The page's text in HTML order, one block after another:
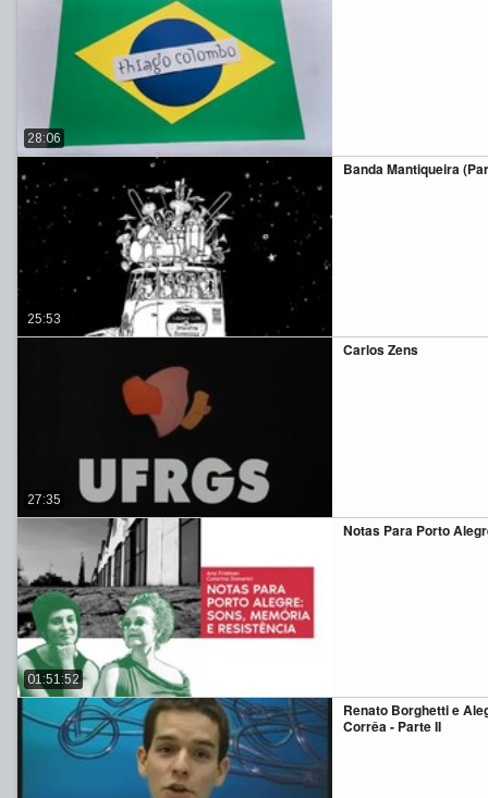
28:06
Banda Mantiqueira
25:53
Carlos Zens
27:35
Notas Para Porto
01:51:52
Renato Borghetti e
Corrêa - Parte II